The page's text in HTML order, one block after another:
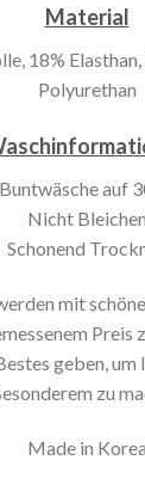
Material
18%
Polyurethan
Buntwäsche auf
Nicht Bleichen
Schonend
mit
Preis
geben, um
zu
Made in Korea